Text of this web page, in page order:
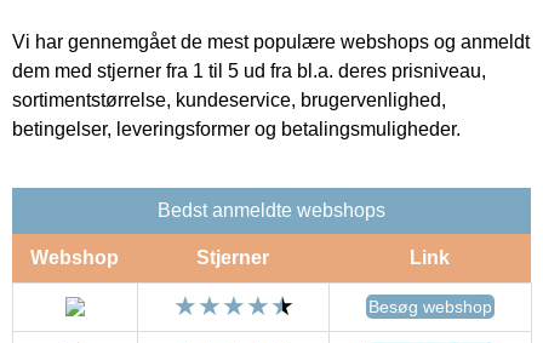
Vi har gennemgået de mest populære webshops og anmeldt
dem med stjerner fra 1 til 5 ud fra bl.a. deres prisniveau,
sortimentstørrelse, kundeservice, brugervenlighed,
betingelser, leveringsformer og betalingsmuligheder.
Bedst anmeldte webshops
Webshop Stjerner Link
Besøg webshop